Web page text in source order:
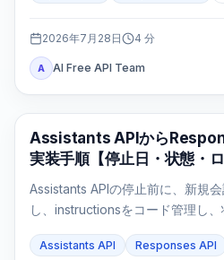
2026年7月28日 4 分
A AI Free API Team
APIガイド
Assistants APIから
実装手順【停止日・状態・ロ
Assistants APIの停止前に、新規
し、instructionsをコード管理し
loopとFile Searchを実測してか
す。
Assistants API Responses API